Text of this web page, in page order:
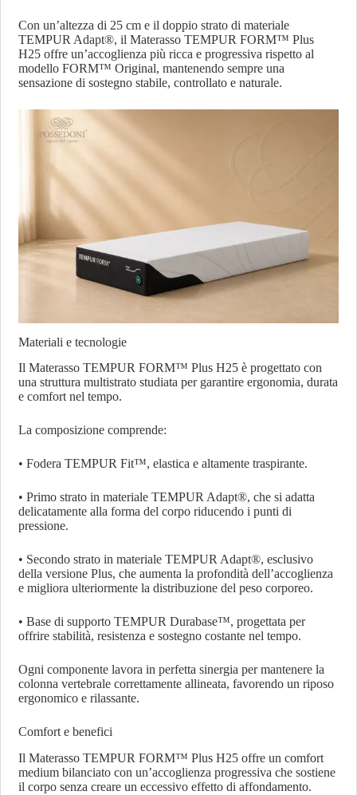
Con un’altezza di 25 cm e il doppio strato di materiale
TEMPUR Adapt®, il Materasso TEMPUR FORM™ Plus
H25 offre un’accoglienza più ricca e progressiva rispetto al
modello FORM™ Original, mantenendo sempre una
sensazione di sostegno stabile, controllato e naturale.
Materiali e tecnologie
Il Materasso TEMPUR FORM™ Plus H25 è progettato con
una struttura multistrato studiata per garantire ergonomia, durata
e comfort nel tempo.
La composizione comprende:
• Fodera TEMPUR Fit™, elastica e altamente traspirante.
• Primo strato in materiale TEMPUR Adapt®, che si adatta
delicatamente alla forma del corpo riducendo i punti di
pressione.
• Secondo strato in materiale TEMPUR Adapt®, esclusivo
della versione Plus, che aumenta la profondità dell’accoglienza
e migliora ulteriormente la distribuzione del peso corporeo.
• Base di supporto TEMPUR Durabase™, progettata per
offrire stabilità, resistenza e sostegno costante nel tempo.
Ogni componente lavora in perfetta sinergia per mantenere la
colonna vertebrale correttamente allineata, favorendo un riposo
ergonomico e rilassante.
Comfort e benefici
Il Materasso TEMPUR FORM™ Plus H25 offre un comfort
medium bilanciato con un’accoglienza progressiva che sostiene
il corpo senza creare un eccessivo effetto di affondamento.